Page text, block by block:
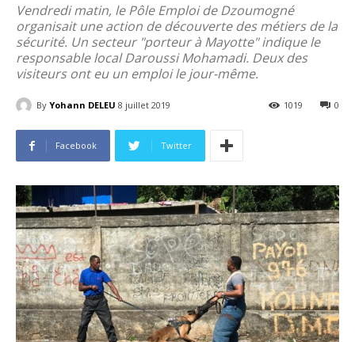
Vendredi matin, le Pôle Emploi de Dzoumogné
organisait une action de découverte des métiers de la
sécurité. Un secteur "porteur à Mayotte" indique le
responsable local Daroussi Mohamadi. Deux des
visiteurs ont eu un emploi le jour-même.
By Yohann DELEU 8 juillet 2019 0
1019
Facebook Twitter